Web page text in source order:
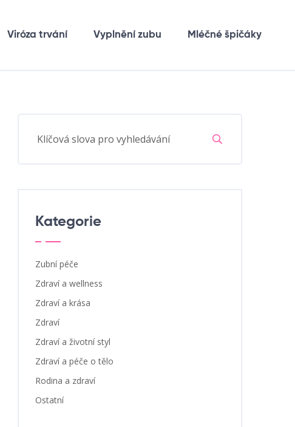
Viróza trvání Vyplnění zubu Mléčné špičáky
Kategorie
Zubní péče
Zdraví a wellness
Zdraví a krása
Zdraví
Zdraví a životní styl
Zdraví a péče o tělo
Rodina a zdraví
Ostatní